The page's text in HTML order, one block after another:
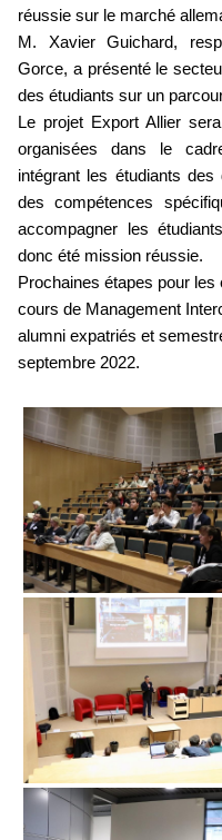
réussie sur le marché
M. Xavier Guichard,
Gorce, a présenté le
des étudiants sur un
Le projet Export Allier
organisées dans le
intégrant les étudiants
des compétences
accompagner les
donc été mission réussie.
Prochaines étapes pour
cours de Management
alumni expatriés et
septembre 2022.